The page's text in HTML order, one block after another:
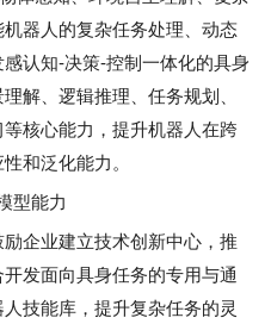
器人的复杂任务处理、动态
认知-决策-控制一体化的具身
解、逻辑推理、任务规划、
核心能力，提升机器人在跨
和泛化能力。
型能力
企业建立技术创新中心，推
发面向具身任务的专用与通
技能库，提升复杂任务的灵